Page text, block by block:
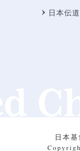
日本伝
日本